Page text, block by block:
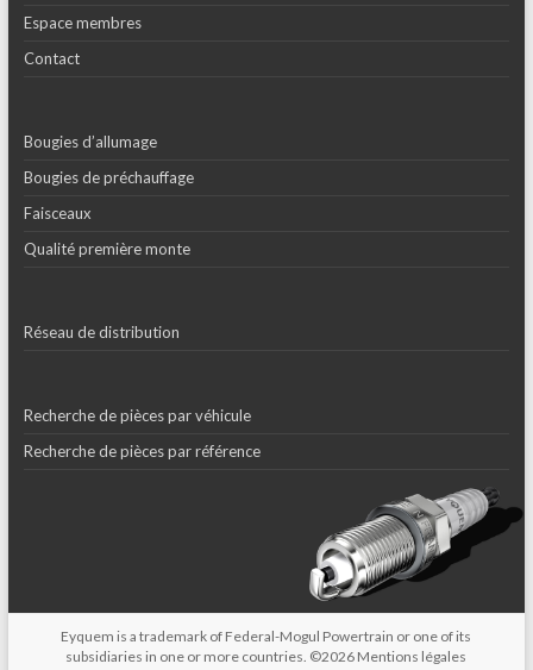
Espace membres
Contact
Bougies d’allumage
Bougies de préchauffage
Faisceaux
Qualité première monte
Réseau de distribution
Recherche de pièces par véhicule
Recherche de pièces par référence
Eyquem is a trademark of Federal-Mogul Powertrain or one of its
subsidiaries in one or more countries. ©2026 Mentions légales